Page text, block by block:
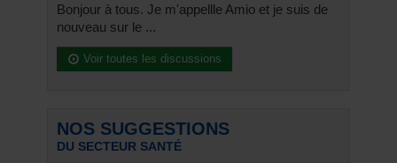
Bonjour à tous. Je m'appellle Amio et je suis de
nouveau sur le ...
Voir toutes les discussions
NOS SUGGESTIONS
DU SECTEUR SANTÉ